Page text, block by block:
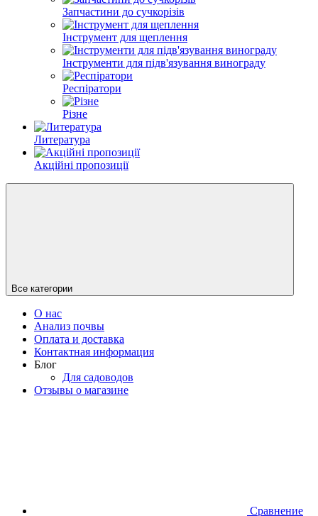
Запчастини до сучкорізів
Інструмент для щеплення
Інструменти для підв'язування винограду
Респіратори
Різне
Литература
Акційні пропозиції
Все категории
О нас
Анализ почвы
Оплата и доставка
Контактная информация
Блог
Для садоводов
Отзывы о магазине
Сравнение